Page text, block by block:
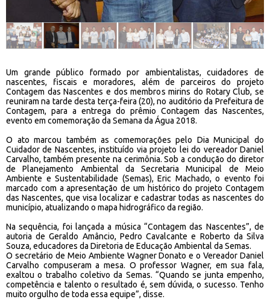
Um grande público formado por ambientalistas, cuidadores de
nascentes, fiscais e moradores, além de parceiros do projeto
Contagem das Nascentes e dos membros mirins do Rotary Club, se
reuniram na tarde desta terça-feira (20), no auditório da Prefeitura de
Contagem, para a entrega do prêmio Contagem das Nascentes,
evento em comemoração da Semana da Água 2018.
O ato marcou também as comemorações pelo Dia Municipal do
Cuidador de Nascentes, instituído via projeto lei do vereador Daniel
Carvalho, também presente na cerimônia. Sob a condução do diretor
de Planejamento Ambiental da Secretaria Municipal de Meio
Ambiente e Sustentabilidade (Semas), Eric Machado, o evento foi
marcado com a apresentação de um histórico do projeto Contagem
das Nascentes, que visa localizar e cadastrar todas as nascentes do
município, atualizando o mapa hidrográfico da região.
Na sequência, foi lançada a música “Contagem das Nascentes”, de
autoria de Geraldo Amâncio, Pedro Cavalcante e Roberto da Silva
Souza, educadores da Diretoria de Educação Ambiental da Semas.
O secretário de Meio Ambiente Wagner Donato e o Vereador Daniel
Carvalho compuseram a mesa. O professor Wagner, em sua fala,
exaltou o trabalho coletivo da Semas. “Quando se junta empenho,
competência e talento o resultado é, sem dúvida, o sucesso. Tenho
muito orgulho de toda essa equipe”, disse.